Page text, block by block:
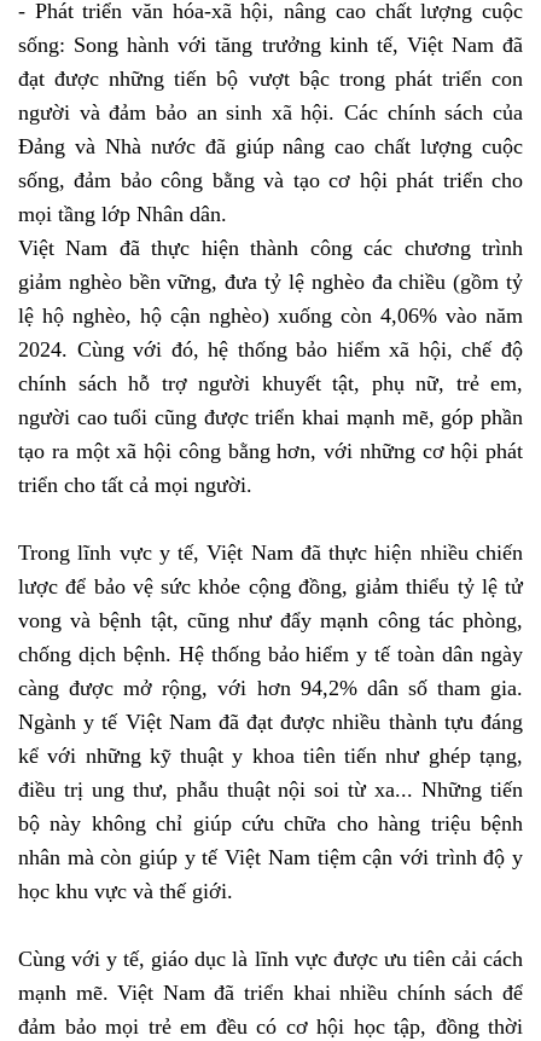
- Phát triển văn hóa-xã hội, nâng cao chất lượng cuộc
sống: Song hành với tăng trưởng kinh tế, Việt Nam đã
đạt được những tiến bộ vượt bậc trong phát triển con
người và đảm bảo an sinh xã hội. Các chính sách của
Đảng và Nhà nước đã giúp nâng cao chất lượng cuộc
sống, đảm bảo công bằng và tạo cơ hội phát triển cho
mọi tầng lớp Nhân dân.
Việt Nam đã thực hiện thành công các chương trình
giảm nghèo bền vững, đưa tỷ lệ nghèo đa chiều (gồm tỷ
lệ hộ nghèo, hộ cận nghèo) xuống còn 4,06% vào năm
2024. Cùng với đó, hệ thống bảo hiểm xã hội, chế độ
chính sách hỗ trợ người khuyết tật, phụ nữ, trẻ em,
người cao tuổi cũng được triển khai mạnh mẽ, góp phần
tạo ra một xã hội công bằng hơn, với những cơ hội phát
triển cho tất cả mọi người.
Trong lĩnh vực y tế, Việt Nam đã thực hiện nhiều chiến
lược để bảo vệ sức khỏe cộng đồng, giảm thiểu tỷ lệ tử
vong và bệnh tật, cũng như đẩy mạnh công tác phòng,
chống dịch bệnh. Hệ thống bảo hiểm y tế toàn dân ngày
càng được mở rộng, với hơn 94,2% dân số tham gia.
Ngành y tế Việt Nam đã đạt được nhiều thành tựu đáng
kể với những kỹ thuật y khoa tiên tiến như ghép tạng,
điều trị ung thư, phẫu thuật nội soi từ xa... Những tiến
bộ này không chỉ giúp cứu chữa cho hàng triệu bệnh
nhân mà còn giúp y tế Việt Nam tiệm cận với trình độ y
học khu vực và thế giới.
Cùng với y tế, giáo dục là lĩnh vực được ưu tiên cải cách
mạnh mẽ. Việt Nam đã triển khai nhiều chính sách để
đảm bảo mọi trẻ em đều có cơ hội học tập, đồng thời